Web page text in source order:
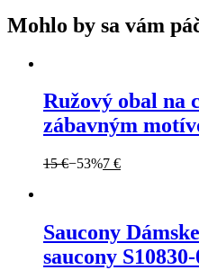
Mohlo by sa vám
Ružový obal na
zábavným
15 €−53%7 €
Saucony
saucony